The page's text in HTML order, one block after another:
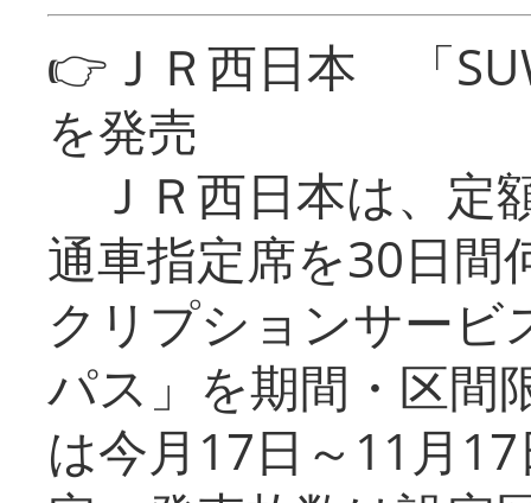
👉ＪＲ西日本 「
を発売
ＪＲ西日本は、定
通車指定席を30日間
クリプションサービ
パス」を期間・区間
は今月17日～11月